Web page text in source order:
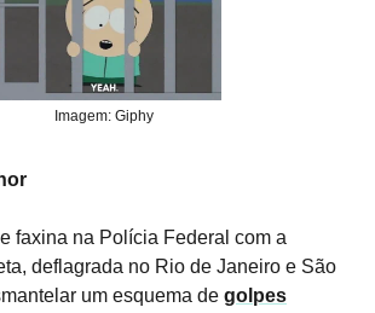
Imagem: Giphy
faxina na Polícia Federal com a
deflagrada no Rio de Janeiro e São
um esquema de golpes